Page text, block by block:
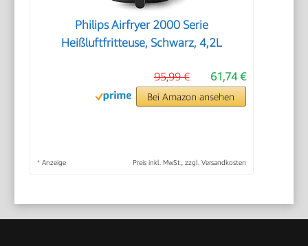
Philips Airfryer 2000 Serie
Heißluftfritteuse, Schwarz, 4,2L
61,74 €
95,99 €
Bei Amazon ansehen
* Anzeige Preis inkl. MwSt., zzgl. Versandkosten